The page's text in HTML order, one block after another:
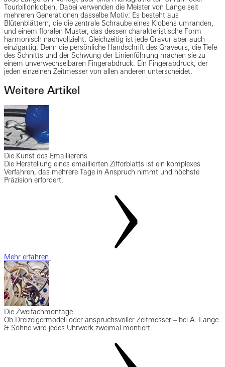
Tourbillonkloben. Dabei verwenden die Meister von Lange seit
mehreren Generationen dasselbe Motiv: Es besteht aus
Blütenblättern, die die zentrale Schraube eines Klobens umranden,
und einem floralen Muster, das dessen charakteristische Form
harmonisch nachvollzieht. Gleichzeitig ist jede Gravur aber auch
einzigartig: Denn die persönliche Handschrift des Graveurs, die Tiefe
des Schnitts und der Schwung der Linienführung machen sie zu
einem unverwechselbaren Fingerabdruck. Ein Fingerabdruck, der
jeden einzelnen Zeitmesser von allen anderen unterscheidet.
Weitere Artikel
Die Kunst des Emaillierens
Die Herstellung eines emaillierten Zifferblatts ist ein komplexes
Verfahren, das mehrere Tage in Anspruch nimmt und höchste
Präzision erfordert.
Mehr erfahren
Die Zweifachmontage
Ob Dreizeigermodell oder anspruchsvoller Zeitmesser – bei A. Lange
& Söhne wird jedes Uhrwerk zweimal montiert.